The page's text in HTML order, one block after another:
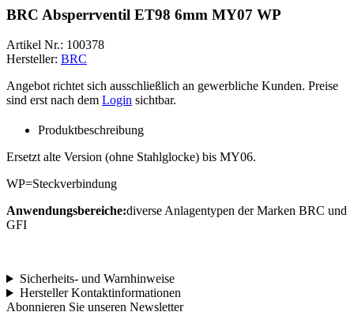
BRC Absperrventil ET98 6mm MY07 WP
Artikel Nr.: 100378
Hersteller: BRC
Angebot richtet sich ausschließlich an gewerbliche Kunden. Preise
sind erst nach dem Login sichtbar.
Produktbeschreibung
Ersetzt alte Version (ohne Stahlglocke) bis MY06.
WP=Steckverbindung
Anwendungsbereiche:diverse Anlagentypen der Marken BRC und
GFI
Sicherheits- und Warnhinweise
Hersteller Kontaktinformationen
Abonnieren Sie unseren Newsletter